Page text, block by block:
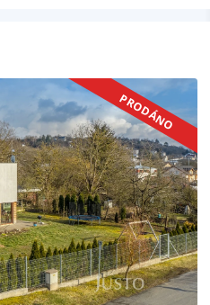
PRODÁNO